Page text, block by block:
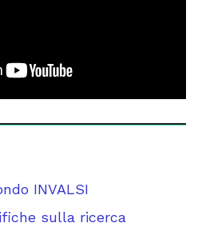
INVALSI
sulla ricerca